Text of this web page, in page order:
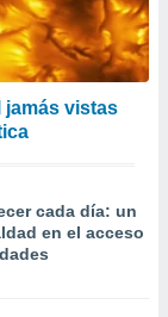
jamás vistas
cada día: un
en el acceso